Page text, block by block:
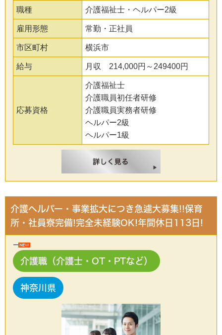
職種 介護福祉士・ヘルパー2級
雇用形態 常勤・正社員
市区町村 横浜市
給与 月収 214,000円～249400円
応募資格
介護福祉士
介護職員初任者研修
介護職員実務者研修
ヘルパー2級
ヘルパー1級
介護ヘルパー・事業拡大につき急遽大募集!!保育
所・社員寮完備!完全未経験OK!年間休日113日!
介護職（介護士・OT・PTなど）
神奈川県